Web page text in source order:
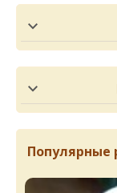
Популярные